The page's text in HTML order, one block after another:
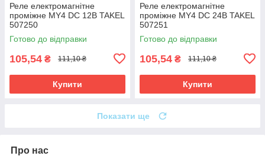
Реле електромагнітне
проміжне MY4 DC 12В TAKEL
507250
Готово до відправки
105,54 ₴ 111,10 ₴
Купити
Реле електромагнітне
проміжне MY4 DC 24В TAKEL
507251
Готово до відправки
105,54 ₴ 111,10 ₴
Купити
Показати ще
Про нас